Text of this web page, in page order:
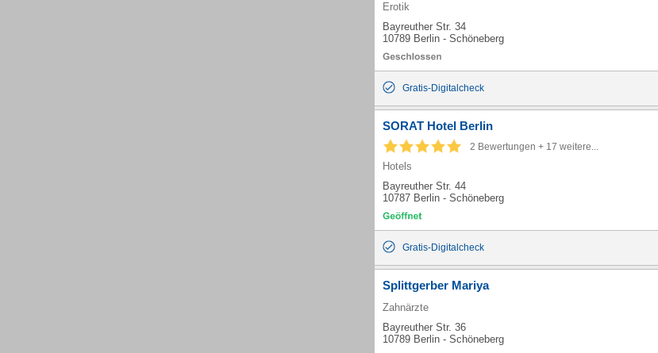
Erotik
Bayreuther Str. 34
10789 Berlin - Schöneberg
Gratis-Digitalcheck
SORAT Hotel Berlin
2 Bewertungen + 17 weitere...
Hotels
Bayreuther Str. 44
10787 Berlin - Schöneberg
Gratis-Digitalcheck
Splittgerber Mariya
Zahnärzte
Bayreuther Str. 36
10789 Berlin - Schöneberg